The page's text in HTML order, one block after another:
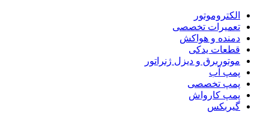
الکتروموتور
تعمیرات تخصصی
دمنده و هواکش
قطعات یدکی
موتوربرق و دیزل ژنراتور
پمپ آب
پمپ تخصصی
پمپ کارواش
گیربکس